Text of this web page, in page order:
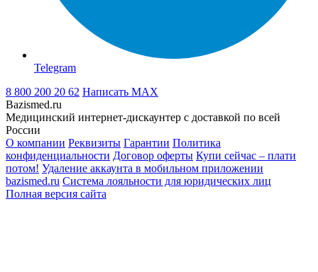
Telegram
8 800 200 20 62 Написать MAX
Bazismed.ru
Медицинский интернет-дискаунтер с доставкой по всей
России
О компании Реквизиты Гарантии Политика
конфиденциальности Договор оферты Купи сейчас – плати
потом! Удаление аккаунта в мобильном приложении
bazismed.ru Система лояльности для юридических лиц
Полная версия сайта